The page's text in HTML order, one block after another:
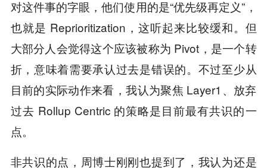
对这件事的字眼，他们使用的是“优先级再定义”，
也就是 Reprioritization，这听起来比较缓和。但
大部分人会觉得这个应该被称为 Pivot，是一个转
折，意味着需要承认过去是错误的。不过至少从
目前的实际动作来看，我认为聚焦 Layer1、放弃
过去 Rollup Centric 的策略是目前最有共识的一
点。
非共识的点，周博士刚刚也提到了，我认为还是